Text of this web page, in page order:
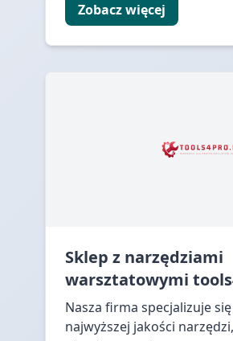
Zobacz więcej
Sklep z narzędziami
warsztatowymi
Nasza firma specjalizuje
najwyższej jakości